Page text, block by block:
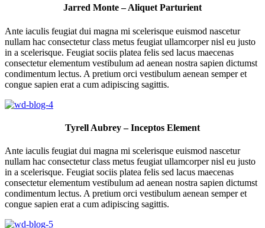
Jarred Monte – Aliquet Parturient
Ante iaculis feugiat dui magna mi scelerisque euismod nascetur
nullam hac consectetur class metus feugiat ullamcorper nisl eu justo
in a scelerisque. Feugiat sociis platea felis sed lacus maecenas
consectetur elementum vestibulum ad aenean nostra sapien dictumst
condimentum lectus. A pretium orci vestibulum aenean semper et
congue sapien erat a cum adipiscing sagittis.
Tyrell Aubrey – Inceptos Element
Ante iaculis feugiat dui magna mi scelerisque euismod nascetur
nullam hac consectetur class metus feugiat ullamcorper nisl eu justo
in a scelerisque. Feugiat sociis platea felis sed lacus maecenas
consectetur elementum vestibulum ad aenean nostra sapien dictumst
condimentum lectus. A pretium orci vestibulum aenean semper et
congue sapien erat a cum adipiscing sagittis.